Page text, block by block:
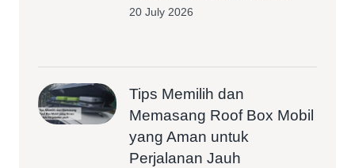
20 July 2026
Tips Memilih dan
Memasang Roof Box Mobil
yang Aman untuk
Perjalanan Jauh